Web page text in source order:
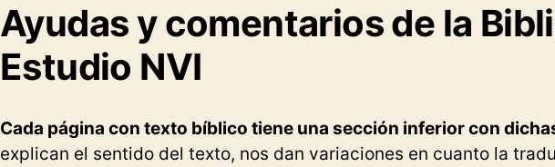
Ayudas y comentarios de la
Estudio NVI
Cada página con texto bíblico tiene una sección inferior con
explican el sentido del texto, nos dan variaciones en cuanto la